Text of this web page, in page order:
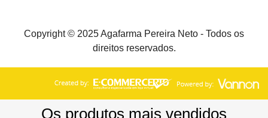
Copyright © 2025 Agafarma Pereira Neto - Todos os
direitos reservados.